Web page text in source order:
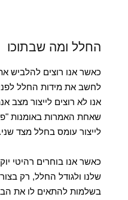
החלל ומה שבתוכו
כאשר אנו רוצים להלביש
לחשב את מידות החלל
אנו לא רוצים לייצור מצב
שאחת האמרות באומנות
לייצור עומס בחלל מצד שני.
כאשר אנו בוחרים רהיטי
שלנו ולגודל החלל, רק
בשלמות להתאים לו את